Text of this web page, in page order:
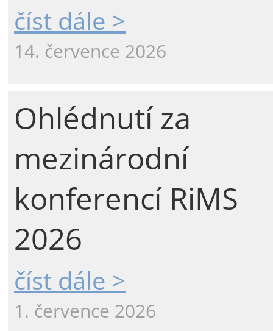
číst dále >
14. července 2026
Ohlédnutí za
mezinárodní
konferencí RiMS
2026
číst dále >
1. července 2026